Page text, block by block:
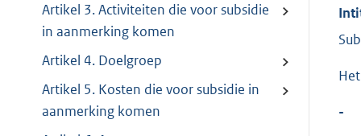
Artikel 3. Activiteiten die voor subsidie
in aanmerking komen
Artikel 4. Doelgroep
Artikel 5. Kosten die voor subsidie in
aanmerking komen
-